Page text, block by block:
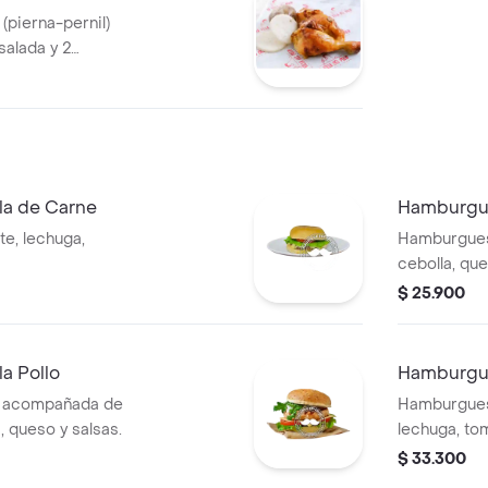
pernil)
y 2
de Carne
lechuga,
cebolla,
salsas.
$ 25.900
Pollo
de
queso y salsas.
lechuga,
la francesa
$ 33.300